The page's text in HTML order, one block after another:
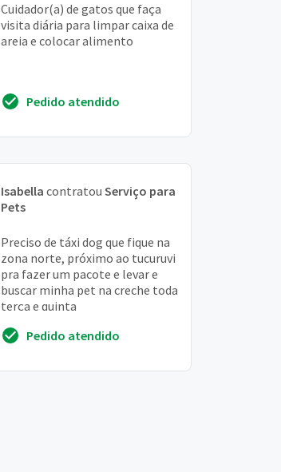
Cuidador(a) de gatos que faça
visita diária para limpar caixa de
areia e colocar alimento
Pedido atendido
Isabella contratou Serviço para
Pets
Preciso de táxi dog que fique na
zona norte, próximo ao tucuruvi
pra fazer um pacote e levar e
buscar minha pet na creche toda
terça e quinta
Pedido atendido